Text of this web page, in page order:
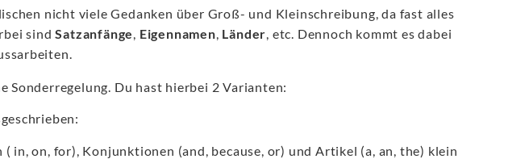
nicht viele Gedanken über Groß- und Kleinschreibung, da fast alles
sindSatzanfänge, Eigennamen, Länder, etc. Dennoch kommt es dabei
Sonderregelung. Du hast hierbei 2 Varianten:
in, on, for), Konjunktionen (and, because, or) und Artikel (a, an, the) klein